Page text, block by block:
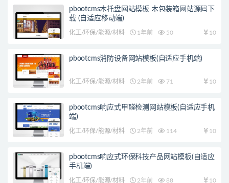
pbootcms木托盘网站模板 木包装箱网站源码下
载 (自适应移动端)
化工/环保/能源/材料 1年前 50 10
pbootcms消防设备网站模板(自适应手机端)
化工/环保/能源/材料 2年前 71 10
pbootcms响应式甲醛检测网站模板(自适应手机
端)
化工/环保/能源/材料 2年前 114 10
pbootcms响应式环保科技产品网站模板(自适应
手机端)
化工/环保/能源/材料 2年前 88 10